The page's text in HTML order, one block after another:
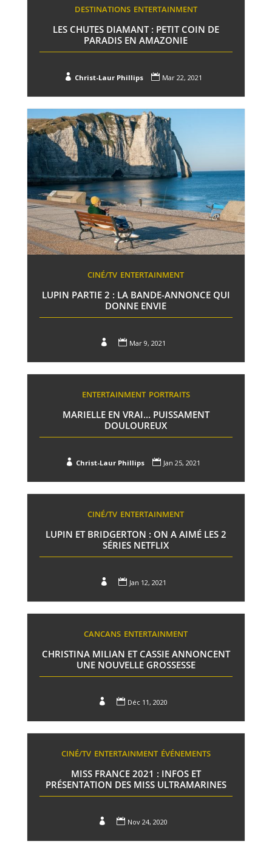
DESTINATIONS ENTERTAINMENT
LES CHUTES DIAMANT : PETIT COIN DE
PARADIS EN AMAZONIE
 Christ-Laur Phillips  Mar 22, 2021
CINÉ/TV ENTERTAINMENT
LUPIN PARTIE 2 : LA BANDE-ANNONCE QUI
DONNE ENVIE
  Mar 9, 2021
ENTERTAINMENT PORTRAITS
MARIELLE EN VRAI… PUISSAMENT
DOULOUREUX
 Christ-Laur Phillips  Jan 25, 2021
CINÉ/TV ENTERTAINMENT
LUPIN ET BRIDGERTON : ON A AIMÉ LES 2
SÉRIES NETFLIX
  Jan 12, 2021
CANCANS ENTERTAINMENT
CHRISTINA MILIAN ET CASSIE ANNONCENT
UNE NOUVELLE GROSSESSE
  Déc 11, 2020
CINÉ/TV ENTERTAINMENT ÉVÉNEMENTS
MISS FRANCE 2021 : INFOS ET
PRÉSENTATION DES MISS ULTRAMARINES
  Nov 24, 2020